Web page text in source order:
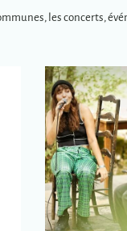
les concerts,